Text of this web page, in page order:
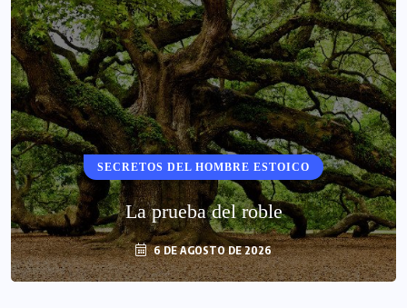
SECRETOS DEL HOMBRE ESTOICO
La prueba del roble
6 DE AGOSTO DE 2026